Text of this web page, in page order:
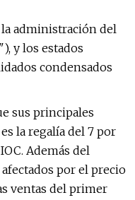
administración del
y los estados
condensados
sus principales
la regalía del 7 por
Además del
por el precio
ventas del primer